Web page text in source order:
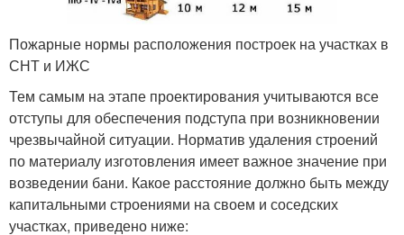
Пожарные нормы расположения построек на участках в
СНТ и ИЖС
Тем самым на этапе проектирования учитываются все
отступы для обеспечения подступа при возникновении
чрезвычайной ситуации. Норматив удаления строений
по материалу изготовления имеет важное значение при
возведении бани. Какое расстояние должно быть между
капитальными строениями на своем и соседских
участках, приведено ниже: